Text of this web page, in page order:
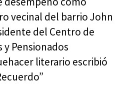
vecinal del barrio John
del Centro de
Pensionados
literario escribió